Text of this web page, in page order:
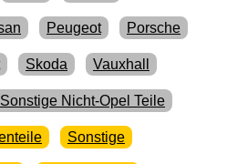
Peugeot Porsche
Skoda Vauxhall
Sonstige Nicht-Opel Teile
Sonstige